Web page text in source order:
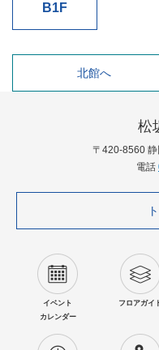
B1F
北館へ
松
〒420-8560
電話
イベント
カレンダー
フロアガイ